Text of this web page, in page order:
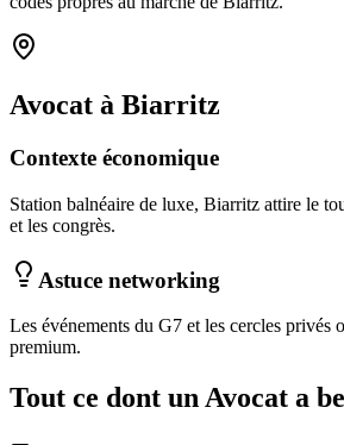
Avocat à Biarritz
Contexte économique
Station balnéaire de luxe, Biarritz attire le
et les congrès.
Astuce networking
Les événements du G7 et les cercles
premium.
Tout ce dont un Avocat a